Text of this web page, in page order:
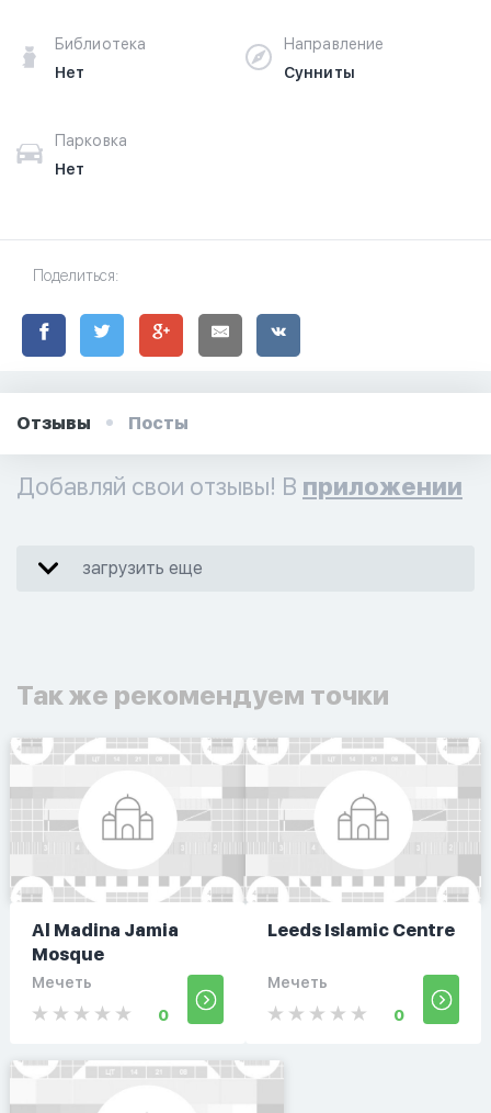
Библиотека
Нет
Направление
Сунниты
Парковка
Нет
Поделиться:
Отзывы Посты
Добавляй свои отзывы! В приложении
загрузить еще
Так же рекомендуем точки
Al Madina Jamia
Mosque
Мечеть
0
Leeds Islamic Centre
Мечеть
0